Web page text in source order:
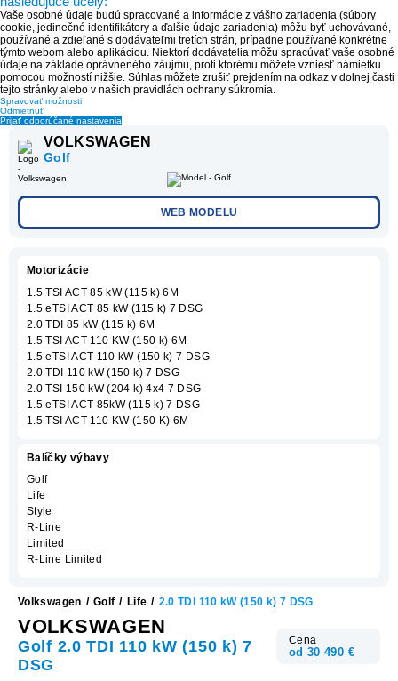
Vaše osobné údaje budú spracované a informácie z vášho zariadenia (súbory
cookie, jedinečné identifikátory a ďalšie údaje zariadenia) môžu byť uchovávané,
používané a zdieľané s dodávateľmi tretích strán, prípadne používané konkrétne
týmto webom alebo aplikáciou. Niektorí dodávatelia môžu spracúvať vaše osobné
údaje na základe oprávneného záujmu, proti ktorému môžete vzniesť námietku
pomocou možností nižšie. Súhlas môžete zrušiť prejdením na odkaz v dolnej časti
tejto stránky alebo v našich pravidlách ochrany súkromia.
Spravovať možnosti
Odmietnuť
Prijať odporúčané nastavenia
VOLKSWAGEN
Golf
WEB MODELU
Volkswagen / Golf / Life / 2.0 TDI 110 kW (150 k) 7 DSG
VOLKSWAGEN
Golf 2.0 TDI 110 kW (150 k) 7
DSG
Cena
od 30 490 €
Motorizácie
1.5 TSI ACT 85 kW (115 k) 6M
1.5 eTSI ACT 85 kW (115 k) 7 DSG
2.0 TDI 85 kW (115 k) 6M
1.5 TSI ACT 110 KW (150 k) 6M
1.5 eTSI ACT 110 kW (150 k) 7 DSG
2.0 TDI 110 kW (150 k) 7 DSG
2.0 TSI 150 kW (204 k) 4x4 7 DSG
1.5 eTSI ACT 85kW (115 k) 7 DSG
1.5 TSI ACT 110 KW (150 K) 6M
Balíčky výbavy
Golf
Life
Style
R-Line
Limited
R-Line Limited